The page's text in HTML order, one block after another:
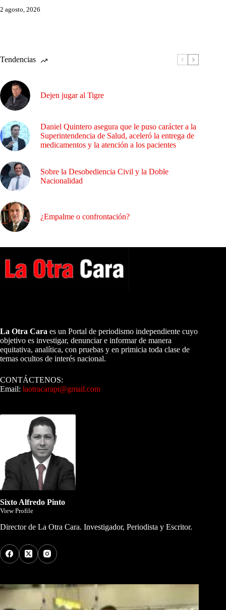
2 agosto, 2026
Tendencias
Dejen jugar al Tigre
Daniel Quintero asegura que le puso carácter a la
Superintendencia de Salud, aceleró la entrega de
medicamentos y la atención a los pacientes
Sobre la Desobediencia Civil y la Doble
Nacionalidad
¿Empalme o confrontación?
La Otra Cara es un Portal de periodismo independiente cuyo
objetivo es investigar, denunciar e informar de manera
equitativa, analítica, con pruebas y en primicia toda clase de
temas ocultos de interés nacional.
CONTÁCTENOS:
Email: laotracarapi@gmail.com
Sixto Alfredo Pinto
View Profile
Director de La Otra Cara. Investigador, Periodista y Escritor.